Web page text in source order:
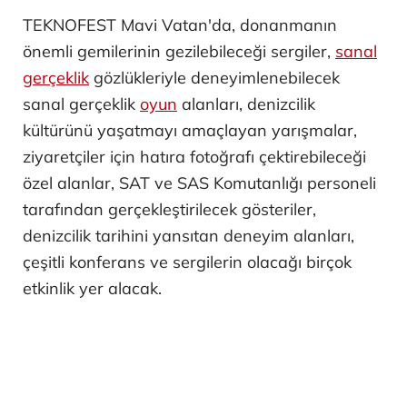
TEKNOFEST Mavi Vatan'da, donanmanın
önemli gemilerinin gezilebileceği sergiler, sanal
gerçeklik gözlükleriyle deneyimlenebilecek
sanal gerçeklik oyun alanları, denizcilik
kültürünü yaşatmayı amaçlayan yarışmalar,
ziyaretçiler için hatıra fotoğrafı çektirebileceği
özel alanlar, SAT ve SAS Komutanlığı personeli
tarafından gerçekleştirilecek gösteriler,
denizcilik tarihini yansıtan deneyim alanları,
çeşitli konferans ve sergilerin olacağı birçok
etkinlik yer alacak.